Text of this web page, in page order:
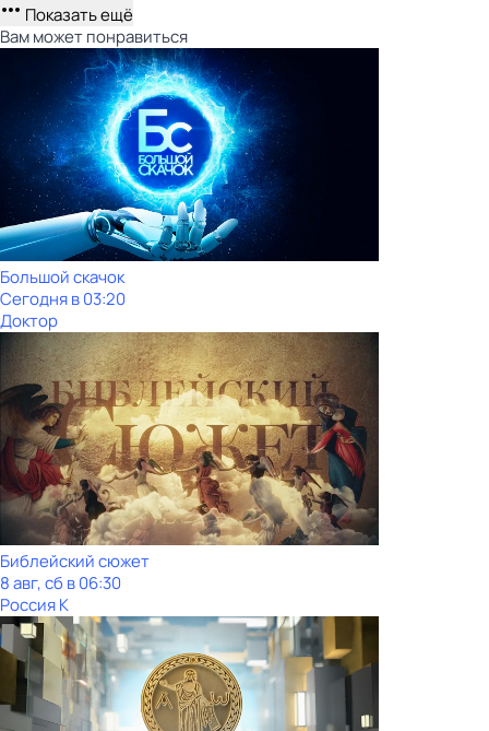
Показать ещё
Вам может понравиться
Большой скачок
Сегодня в 03:20
Доктор
Библейский сюжет
8 авг, сб в 06:30
Россия К